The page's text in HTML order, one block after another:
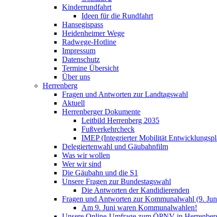
Kinderrundfahrt
Ideen für die Rundfahrt
Hansegispass
Heidenheimer Wege
Radwege-Hotline
Impressum
Datenschutz
Termine Übersicht
Über uns
Herrenberg
Fragen und Antworten zur Landtagswahl
Aktuell
Herrenberger Dokumente
Leitbild Herrenberg 2035
Fußverkehrcheck
IMEP (Integrierter Mobilität
Delegiertenwahl und Gäubahnfilm
Was wir wollen
Wer wir sind
Die Gäubahn und die S1
Unsere Fragen zur Bundestagswahl
Die Antworten der Kandidierenden
Fragen und Antworten zur Kommunalwahl (9.
Am 9. Juni waren Kommunalwahlen!